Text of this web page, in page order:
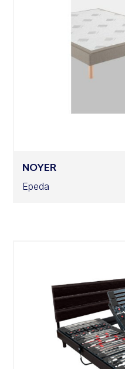
NOYER
Epeda